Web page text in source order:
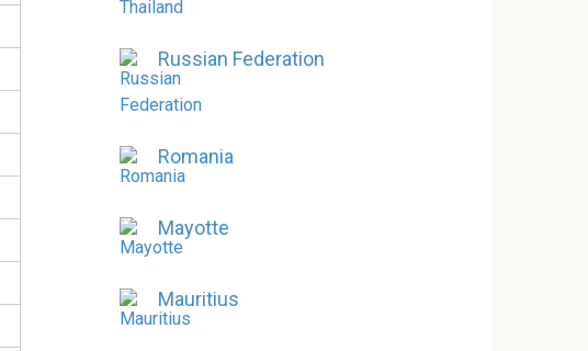
Russian Federation
Romania
Mayotte
Mauritius